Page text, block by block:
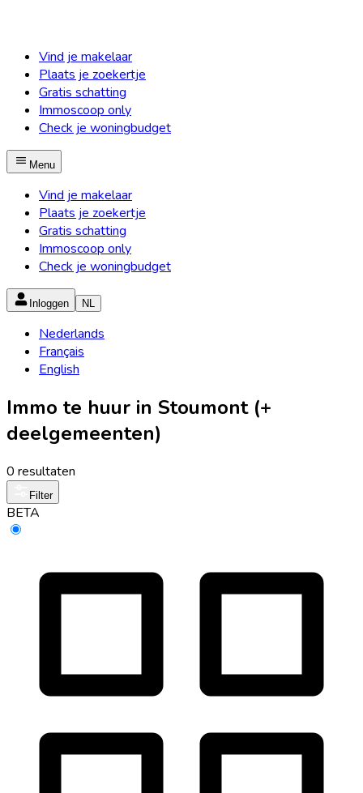
Vind je makelaar
Plaats je zoekertje
Gratis schatting
Immoscoop only
Check je woningbudget
Menu
Vind je makelaar
Plaats je zoekertje
Gratis schatting
Immoscoop only
Check je woningbudget
Inloggen NL
Nederlands
Français
English
Immo te huur in Stoumont (+
deelgemeenten)
0 resultaten
Filter
BETA